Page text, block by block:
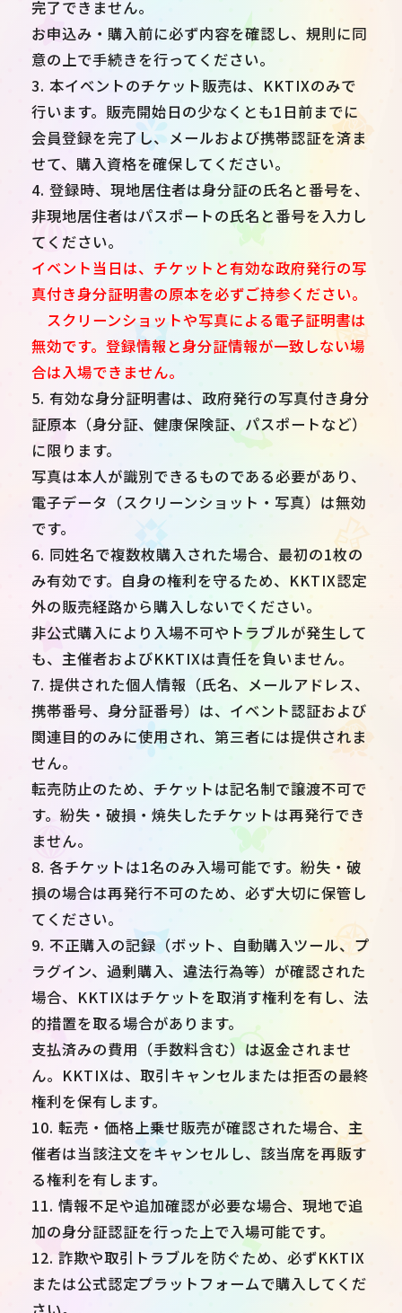
完了できません。
お申込み・購入前に必ず内容を確認し、規則に同
意の上で手続きを行ってください。
3. 本イベントのチケット販売は、KKTIXのみで
行います。販売開始日の少なくとも1日前までに
会員登録を完了し、メールおよび携帯認証を済ま
せて、購入資格を確保してください。
4. 登録時、現地居住者は身分証の氏名と番号を、
非現地居住者はパスポートの氏名と番号を入力し
てください。
イベント当日は、チケットと有効な政府発行の写
真付き身分証明書の原本を必ずご持参ください。
スクリーンショットや写真による電子証明書は
無効です。登録情報と身分証情報が一致しない場
合は入場できません。
5. 有効な身分証明書は、政府発行の写真付き身分
証原本（身分証、健康保険証、パスポートなど）
に限ります。
写真は本人が識別できるものである必要があり、
電子データ（スクリーンショット・写真）は無効
です。
6. 同姓名で複数枚購入された場合、最初の1枚の
み有効です。自身の権利を守るため、KKTIX認定
外の販売経路から購入しないでください。
非公式購入により入場不可やトラブルが発生して
も、主催者およびKKTIXは責任を負いません。
7. 提供された個人情報（氏名、メールアドレス、
携帯番号、身分証番号）は、イベント認証および
関連目的のみに使用され、第三者には提供されま
せん。
転売防止のため、チケットは記名制で譲渡不可で
す。紛失・破損・焼失したチケットは再発行でき
ません。
8. 各チケットは1名のみ入場可能です。紛失・破
損の場合は再発行不可のため、必ず大切に保管し
てください。
9. 不正購入の記録（ボット、自動購入ツール、プ
ラグイン、過剰購入、違法行為等）が確認された
場合、KKTIXはチケットを取消す権利を有し、法
的措置を取る場合があります。
支払済みの費用（手数料含む）は返金されませ
ん。KKTIXは、取引キャンセルまたは拒否の最終
権利を保有します。
10. 転売・価格上乗せ販売が確認された場合、主
催者は当該注文をキャンセルし、該当席を再販す
る権利を有します。
11. 情報不足や追加確認が必要な場合、現地で追
加の身分証認証を行った上で入場可能です。
12. 詐欺や取引トラブルを防ぐため、必ずKKTIX
または公式認定プラットフォームで購入してくだ